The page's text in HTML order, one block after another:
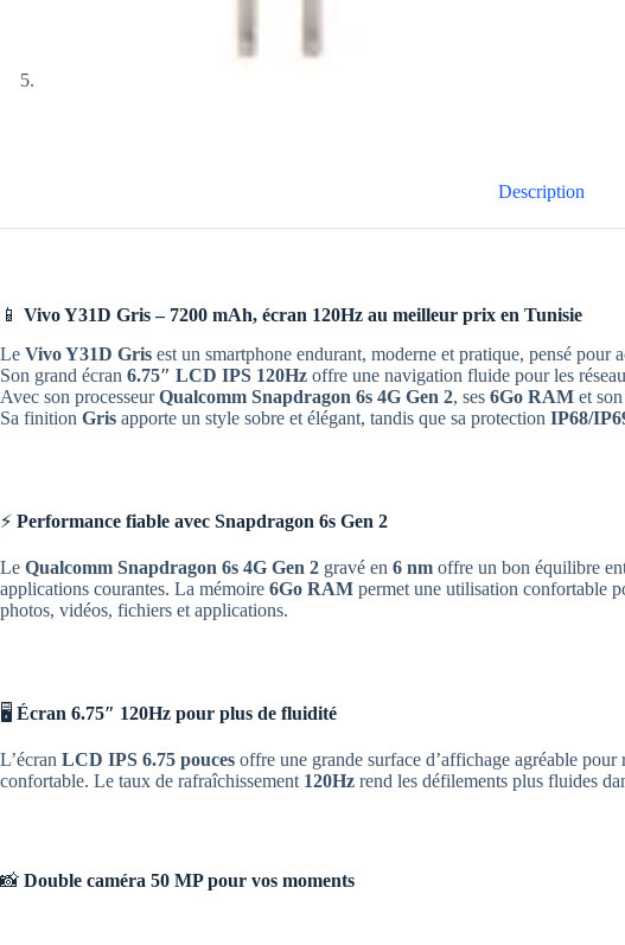
Description
📱 Vivo Y31D Gris – 7200 mAh, écran 120Hz au meilleur prix en Tunisie
Le Vivo Y31D Gris est un smartphone endurant, moderne et pratique, pensé pour
Son grand écran 6.75″ LCD IPS 120Hz offre une navigation fluide pour les
Avec son processeurQualcomm Snapdragon 6s 4G Gen 2, ses 6Go RAM et
Sa finition Gris apporte un style sobre et élégant, tandis que sa protection IP68/
⚡ Performance fiable avec Snapdragon 6s Gen 2
Le Qualcomm Snapdragon 6s 4G Gen 2 gravé en 6 nm offre un bon équilibre
applications courantes. La mémoire 6Go RAM permet une utilisation confortable
photos, vidéos, fichiers et applications.
🖥️ Écran 6.75″ 120Hz pour plus de fluidité
L’écran LCD IPS 6.75 pouces offre une grande surface d’affichage agréable
confortable. Le taux de rafraîchissement 120Hz rend les défilements plus fluides
📸 Double caméra 50 MP pour vos moments